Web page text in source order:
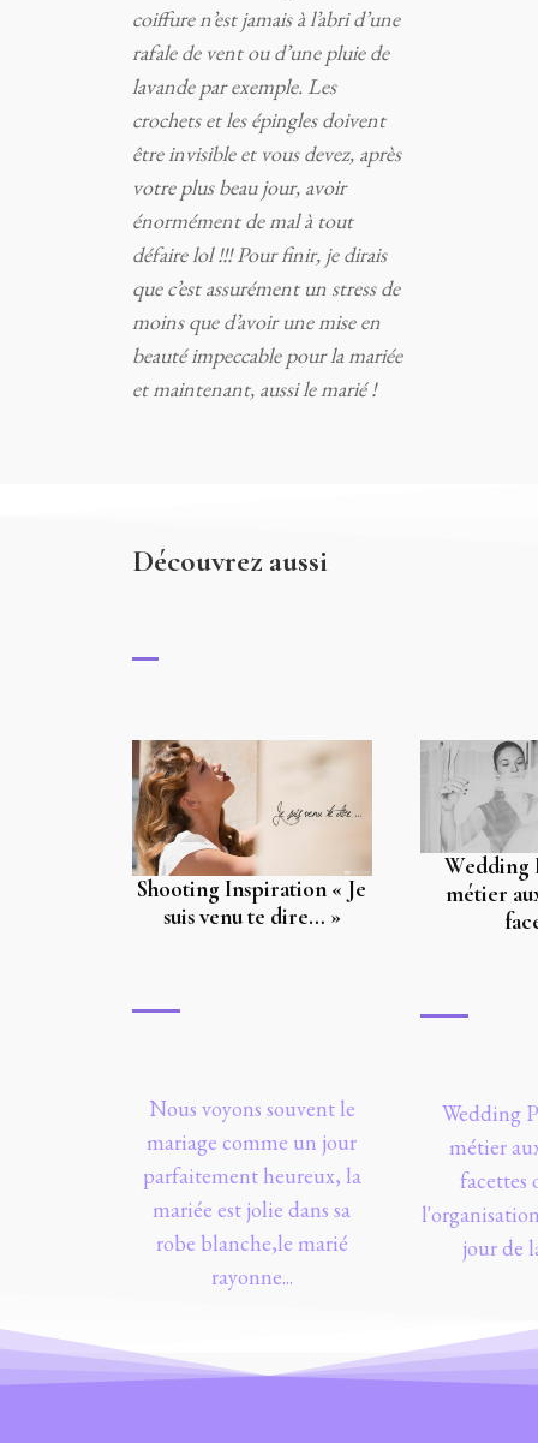
coiffure n’est jamais à l’abri d’une
rafale de vent ou d’une pluie de
lavande par exemple. Les
crochets et les épingles doivent
être invisible et vous devez, après
votre plus beau jour, avoir
énormément de mal à tout
défaire lol !!! Pour finir, je dirais
que c’est assurément un stress de
moins que d’avoir une mise en
beauté impeccable pour la mariée
et maintenant, aussi le marié !
Découvrez aussi
Shooting Inspiration « Je
suis venu te dire… »
Nous voyons souvent le
mariage comme un jour
parfaitement heureux, la
mariée est jolie dans sa
robe blanche,le marié
rayonne...
Wedding
métier
Wedding
métier
facettes
jour de